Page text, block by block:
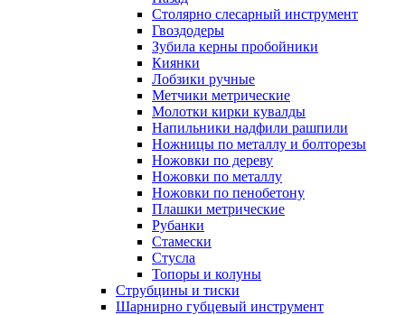
Столярно слесарный инструмент
Гвоздодеры
Зубила керны пробойники
Киянки
Лобзики ручные
Метчики метрические
Молотки кирки кувалды
Напильники надфили рашпили
Ножницы по металлу и болторезы
Ножовки по дереву
Ножовки по металлу
Ножовки по пенобетону
Плашки метрические
Рубанки
Стамески
Стусла
Топоры и колуны
Струбцины и тиски
Шарнирно губцевый инструмент